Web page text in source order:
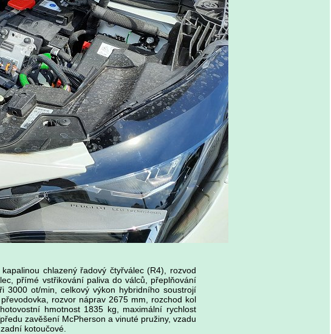
chlazený řadový čtyřválec (R4), rozvod
přímé vstřikování paliva do válců, přeplňování
3000 ot/min, celkový výkon hybridního soustrojí
rozvor náprav 2675 mm, rozchod kol
hmotnost 1835 kg, maximální rychlost
zavěšení McPherson a vinuté pružiny, vzadu
kotoučové.